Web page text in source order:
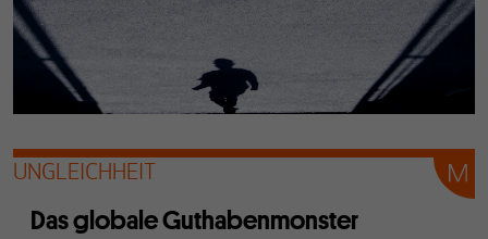
UNGLEICHHEIT
Das globale Guthabenmonster